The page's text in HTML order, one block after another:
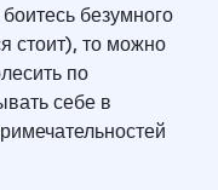
безумного
стоит), то можно
по
себе в